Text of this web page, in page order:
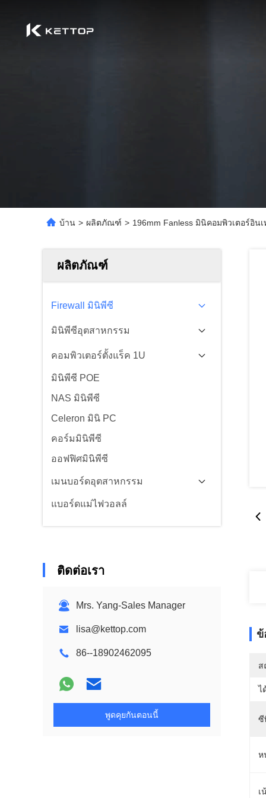
บ้าน > ผลิตภัณฑ์ > 196mm Fanless มินิคอมพิวเตอร์อิน
ผลิตภัณฑ์
Firewall มินิพีซี
มินิพีซีอุตสาหกรรม
คอมพิวเตอร์ตั้งแร็ค 1U
มินิพีซี POE
NAS มินิพีซี
Celeron มินิ PC
คอร์มมินิพีซี
ออฟฟิศมินิพีซี
เมนบอร์ดอุตสาหกรรม
แบอร์ดแม่ไฟวอลล์
ติดต่อเรา
Mrs. Yang-Sales Manager
lisa@kettop.com
86--18902462095
พูดคุยกันตอนนี้
ข้
ส
ไ
ซี
ห
เ